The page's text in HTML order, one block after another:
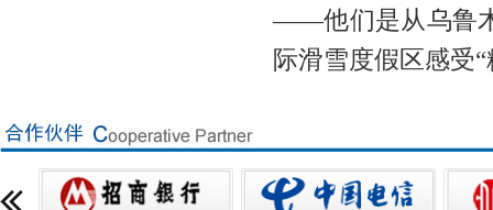
——他们是从乌鲁
际滑雪度假区感受